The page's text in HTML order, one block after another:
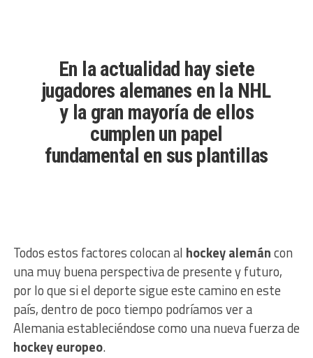
En la actualidad hay siete
jugadores alemanes en la NHL
y la gran mayoría de ellos
cumplen un papel
fundamental en sus plantillas
Todos estos factores colocan al hockey alemáncon
una muy buena perspectiva de presente y futuro,
por lo que si el deporte sigue este camino en este
país, dentro de poco tiempo podríamos ver a
Alemania estableciéndose como una nueva fuerza de
hockey europeo.